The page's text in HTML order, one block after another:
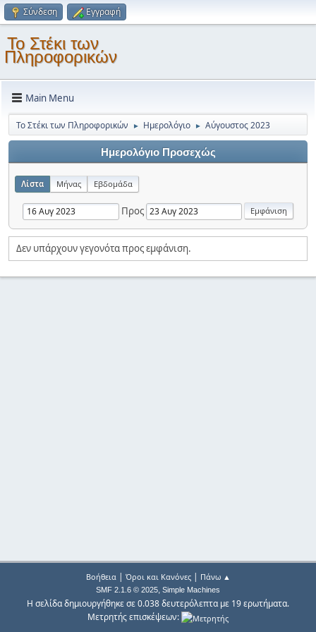
Σύνδεση Εγγραφή
Το Στέκι των
Πληροφορικών
Main Menu
Το Στέκι των Πληροφορικών ► Ημερολόγιο ► Αύγουστος 2023
Ημερολόγιο Προσεχώς
Λίστα Μήνας Εβδομάδα
Προς
Δεν υπάρχουν γεγονότα προς εμφάνιση.
Βοήθεια| Όροι και Κανόνες| Πάνω ▲
SMF 2.1.6 © 2025, Simple Machines
Η σελίδα δημιουργήθηκε σε 0.038 δευτερόλεπτα με 19 ερωτήματα.
Μετρητής επισκέψεων: